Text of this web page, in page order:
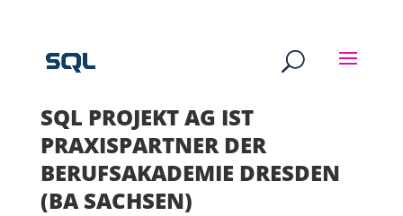
SQL PROJEKT AG IST
PRAXISPARTNER DER
BERUFSAKADEMIE DRESDEN
(BA SACHSEN)